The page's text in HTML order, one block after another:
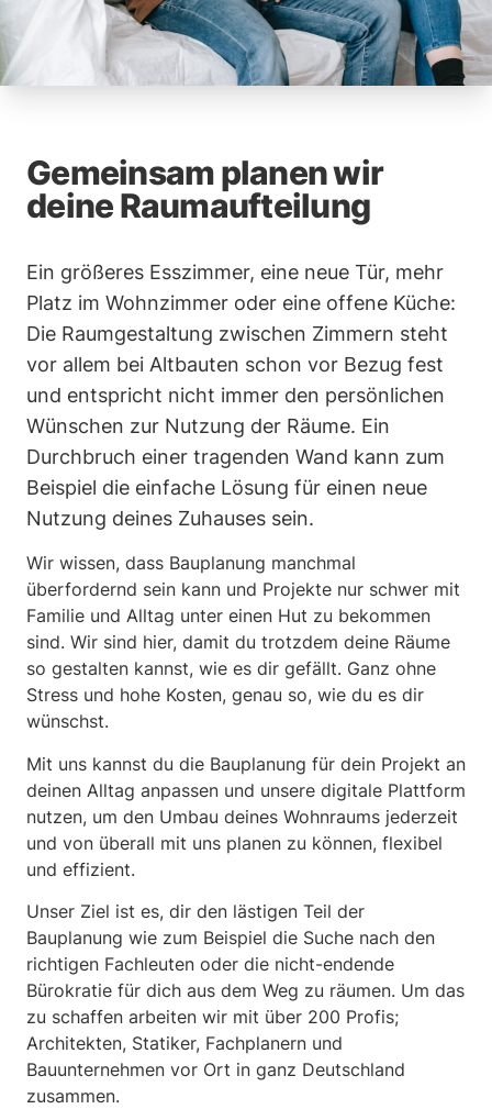
Gemeinsam planen wir
deine Raumaufteilung
Ein größeres Esszimmer, eine neue Tür, mehr
Platz im Wohnzimmer oder eine offene Küche:
Die Raumgestaltung zwischen Zimmern steht
vor allem bei Altbauten schon vor Bezug fest
und entspricht nicht immer den persönlichen
Wünschen zur Nutzung der Räume. Ein
Durchbruch einer tragenden Wand kann zum
Beispiel die einfache Lösung für einen neue
Nutzung deines Zuhauses sein.
Wir wissen, dass Bauplanung manchmal
überfordernd sein kann und Projekte nur schwer mit
Familie und Alltag unter einen Hut zu bekommen
sind. Wir sind hier, damit du trotzdem deine Räume
so gestalten kannst, wie es dir gefällt. Ganz ohne
Stress und hohe Kosten, genau so, wie du es dir
wünschst.
Mit uns kannst du die Bauplanung für dein Projekt an
deinen Alltag anpassen und unsere digitale Plattform
nutzen, um den Umbau deines Wohnraums jederzeit
und von überall mit uns planen zu können, flexibel
und effizient.
Unser Ziel ist es, dir den lästigen Teil der
Bauplanung wie zum Beispiel die Suche nach den
richtigen Fachleuten oder die nicht-endende
Bürokratie für dich aus dem Weg zu räumen. Um das
zu schaffen arbeiten wir mit über 200 Profis;
Architekten, Statiker, Fachplanern und
Bauunternehmen vor Ort in ganz Deutschland
zusammen.